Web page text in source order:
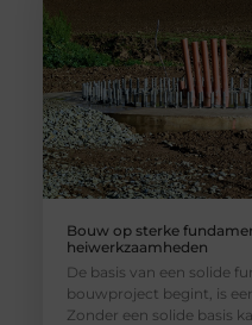
Bouw op sterke
heiwerkzaamheden
De basis van een solide
bouwproject begint, is
Zonder een solide basis